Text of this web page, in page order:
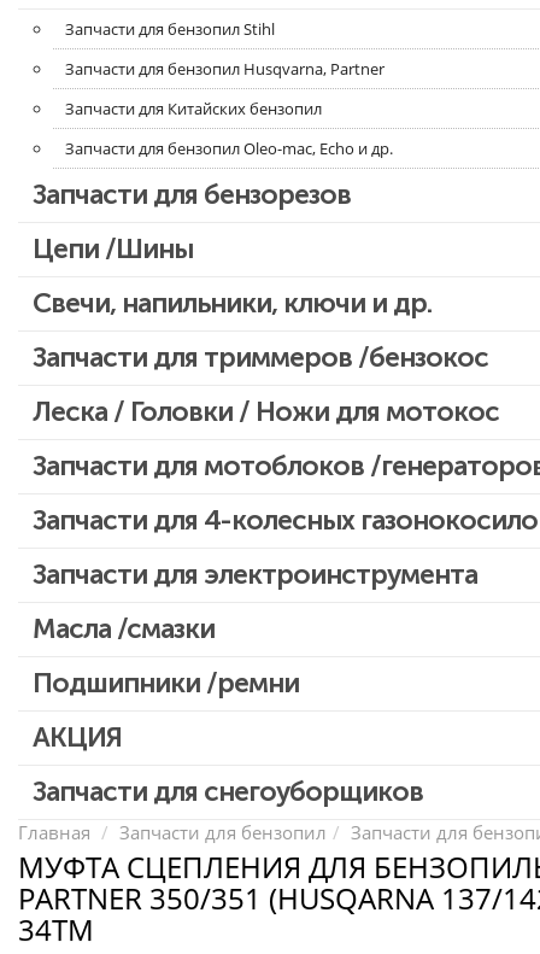
Запчасти для бензопил Stihl
Запчасти для бензопил Husqvarna, Partner
Запчасти для Китайских бензопил
Запчасти для бензопил Oleo-mac, Echo и др.
Запчасти для бензорезов
Цепи /Шины
Свечи, напильники, ключи и др.
Запчасти для триммеров /бензокос
Запчасти для Китайских триммеров
Леска / Головки / Ножи для мотокос
Запчасти для мотоблоков /
Запчасти для 4-колесных
Запчасти для электроинструмента
Двигатели, редукторы для шуруповертов
Выключатели, переключатели
Запчасти для перфораторов и отбойных молотков
Запчасти для УШМ (болгарок)
Запчасти для электроинструмента другие
Конденсаторы
Якоря, статоры
Аккумуляторы, зарядные устройства
Масла /смазки
Подшипники /ремни
АКЦИЯ
Скидка 50%
Запчасти для снегоуборщиков
Главная Запчасти для бензопил Запчасти для
МУФТА СЦЕПЛЕНИЯ ДЛЯ
PARTNER 350/351 (HUSQARNA 137/
34TM